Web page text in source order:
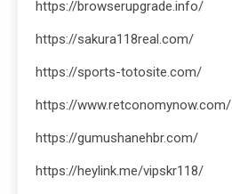
https://browserupgrade.info/
https://sakura118real.com/
https://sports-totosite.com/
https://www.retconomynow.com/
https://gumushanehbr.com/
https://heylink.me/vipskr118/